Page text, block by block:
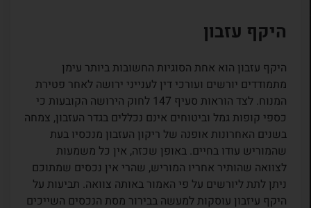
היקף עזבון
היקף עזבון הוא אחת הסוגיות החשובות ביותר עימן
מתמודדים יורשים ועורכי דין לענייני ירושה לאחר פטירת
המנוח. לצד הוראות סעיף 147 לחוק הירושה הקובעות כי
כספי קופות גמל וביטוחים אינם נכללים בגדר העזבון, צמחה
בשנים האחרונות אופנה של ריקון העזבון מנכסיו בעת
שהמוריש עודו בחיים. באופן שכזה, אין כל משמעות
לצוואה שהותיר אחריו המוריש, שהרי אין נכסים שמתוכם
ניתן לתת ליורשים על פי האמור באותה צוואה. תביעות על
היקף עיזבון עוסקות למעשה בבירור מסת הנכסים השייכים